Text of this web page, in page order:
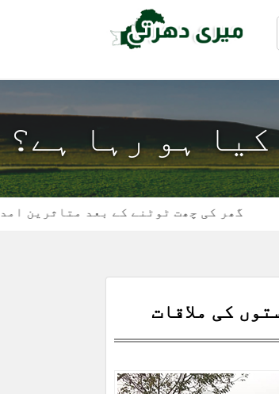
ہو رہا ہے؟
گھر کی چھت ٹوٹنے کے بعد متاثرین امداد